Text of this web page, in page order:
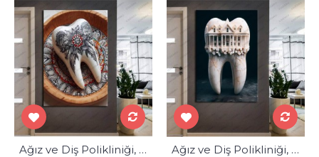
Ağız ve Diş Polikliniği, Dişçi Tabloları Dekoratif Diş, Dekoratif Dişçi, Dişçi Dekorasyonu dsc419
Ağız ve Diş Polikliniği, Dişçi Tabloları Dekoratif Diş, Dekoratif Dişçi, Dişçi Dekorasyonu dsc308